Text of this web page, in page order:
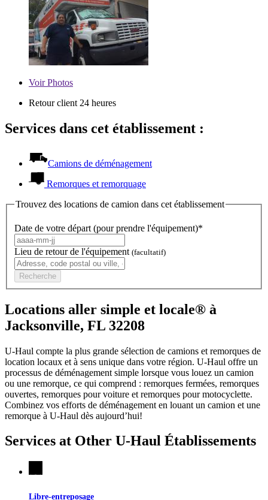
VoirPhotos
Retour client 24 heures
Services dans cet établissement :
Camions de déménagement
Remorques et remorquage
Trouvez des locations de camion dans cet établissement
Date de votre départ (pour prendre l'équipement)*
Lieu de retour de l'équipement (facultatif)
Recherche
Locations aller simple et locale® à
Jacksonville, FL 32208
U-Haul compte la plus grande sélection de camions et remorques de
location locaux et à sens unique dans votre région. U-Haul offre un
processus de déménagement simple lorsque vous louez un camion
ou une remorque, ce qui comprend : remorques fermées, remorques
ouvertes, remorques pour voiture et remorques pour motocyclette.
Combinez vos efforts de déménagement en louant un camion et une
remorque à U-Haul dès aujourd’hui!
Services at Other U-Haul Établissements
Libre-entreposage